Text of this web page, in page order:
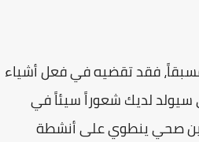
فقد تقضيه في فعل أشياء
سيولد لديك شعوراً سيئاً في
صحي ينطوي على أنشطة